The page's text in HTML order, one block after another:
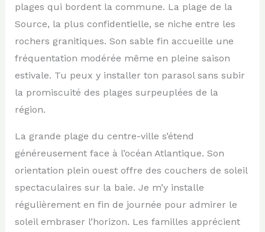
plages qui bordent la commune. La plage de la
Source, la plus confidentielle, se niche entre les
rochers granitiques. Son sable fin accueille une
fréquentation modérée même en pleine saison
estivale. Tu peux y installer ton parasol sans subir
la promiscuité des plages surpeuplées de la
région.
La grande plage du centre-ville s’étend
généreusement face à l’océan Atlantique. Son
orientation plein ouest offre des couchers de soleil
spectaculaires sur la baie. Je m’y installe
régulièrement en fin de journée pour admirer le
soleil embraser l’horizon. Les familles apprécient